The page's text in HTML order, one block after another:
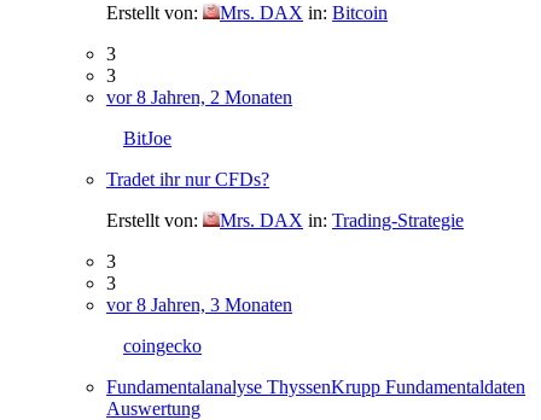
Erstellt von:
Mrs. DAX in: Bitcoin
3
3
vor 8 Jahren, 2 Monaten
BitJoe
Tradet ihr nur CFDs?
Erstellt von:
Mrs. DAX in: Trading-Strategie
3
3
vor 8 Jahren, 3 Monaten
coingecko
Fundamentalanalyse ThyssenKrupp Fundamentaldaten
Auswertung